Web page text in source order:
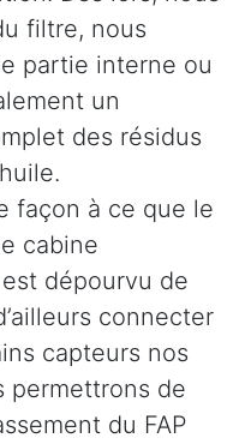
filtre, nous
partie interne ou
un
des résidus
façon à ce que le
cabine
dépourvu de
connecter
capteurs nos
permettrons de
du FAP